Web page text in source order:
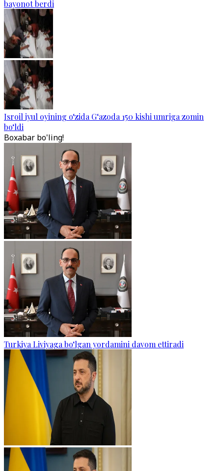
bayonot berdi
Isroil iyul oyining o‘zida G‘azoda 150 kishi umriga zomin
bo‘ldi
Boxabar bo'ling!
Turkiya Liviyaga bo‘lgan yordamini davom ettiradi